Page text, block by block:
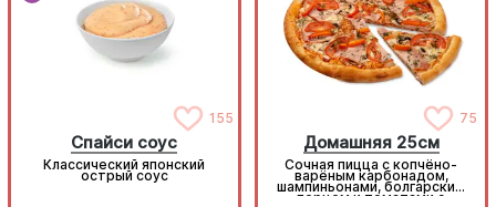
155
Спайси соус
Классический японский
острый соус
75
Домашняя 25см
Сочная пицца с копчёно-
варёным карбонадом,
шампиньонами, болгарским
перцем и томатами с